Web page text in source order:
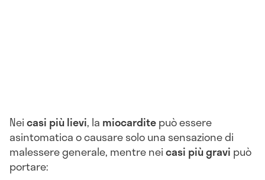
Neicasi più lievi, la miocarditepuò essere
asintomatica o causare solo una sensazione di
malessere generale, mentre neicasi più gravi può
portare: